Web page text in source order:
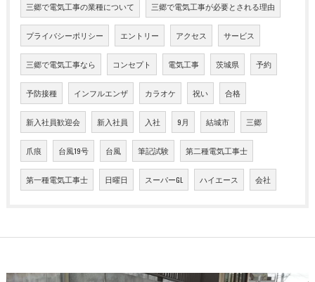
三郷で電気工事の業種について 三郷で電気工事が必要とされる理由
プライバシーポリシー エントリー アクセス サービス
三郷で電気工事なら コンセプト 電気工事 茨城県 予約
予防接種 インフルエンザ カラオケ 祝い 合格
新入社員歓迎会 新入社員 入社 9月 結城市 三郷
爪痕 台風19号 台風 筆記試験 第二種電気工事士
第一種電気工事士 日曜日 スーパーGL ハイエース 会社